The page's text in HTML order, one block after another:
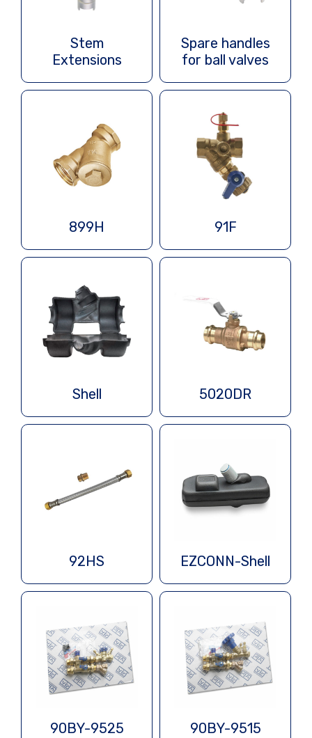
Stem
Extensions
Spare handles
for ball valves
899H 91F
Shell 5020DR
92HS EZCONN-Shell
90BY-9525 90BY-9515